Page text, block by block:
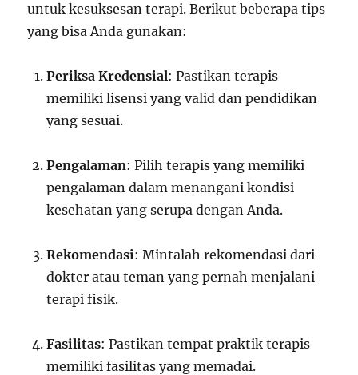
untuk kesuksesan terapi. Berikut beberapa tips
yang bisa Anda gunakan:
Periksa Kredensial: Pastikan terapis
memiliki lisensi yang valid dan pendidikan
yang sesuai.
Pengalaman: Pilih terapis yang memiliki
pengalaman dalam menangani kondisi
kesehatan yang serupa dengan Anda.
Rekomendasi: Mintalah rekomendasi dari
dokter atau teman yang pernah menjalani
terapi fisik.
Fasilitas: Pastikan tempat praktik terapis
memiliki fasilitas yang memadai.